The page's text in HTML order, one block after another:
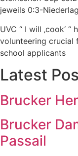
jeweils 0:3-
UVC “ I will ‚cook‘
volunteering crucial
school applicants
Latest
Brucker
Brucker
Passail